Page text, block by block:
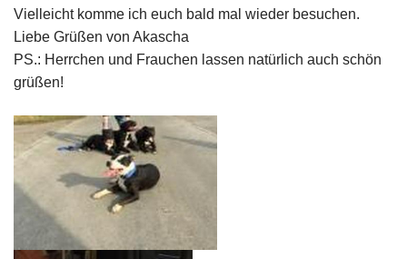
Vielleicht komme ich euch bald mal wieder besuchen.
Liebe Grüßen von Akascha
PS.: Herrchen und Frauchen lassen natürlich auch schön
grüßen!